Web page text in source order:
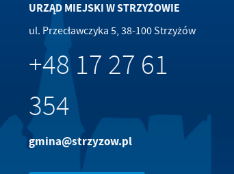
URZĄD MIEJSKI W STRZYŻOWIE
ul. Przecławczyka 5, 38-100 Strzyżów
+48 17 27 61
354
gmina@strzyzow.pl